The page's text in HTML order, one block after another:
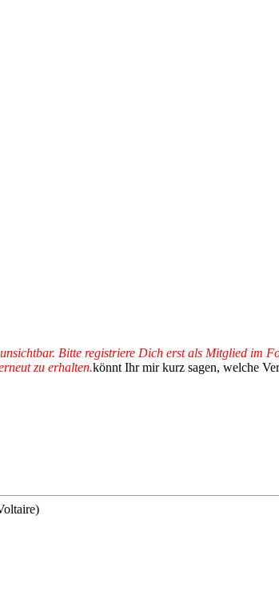
Bitte registriere Dich erst als Mitglied im
zu erhalten.könnt Ihr mir kurz sagen, welche